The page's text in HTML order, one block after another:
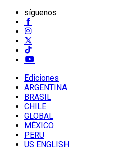
síguenos
Ediciones
ARGENTINA
BRASIL
CHILE
GLOBAL
MÉXICO
PERU
US ENGLISH